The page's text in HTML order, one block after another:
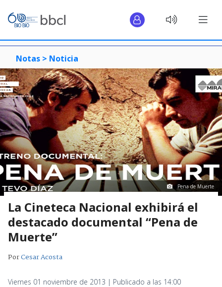
Notas > Noticia
Pena de Muerte
La Cineteca Nacional exhibirá el
destacado documental “Pena de
Muerte”
PorCesar Acosta
Viernes 01 noviembre de 2013 | Publicado a las 14:00